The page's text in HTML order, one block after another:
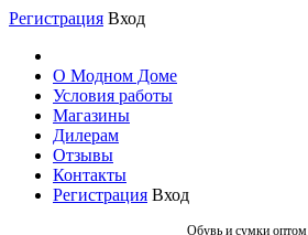
Регистрация Вход
О Модном Доме
Условия работы
Магазины
Дилерам
Отзывы
Контакты
Регистрация Вход
Обувь и сумки оптом